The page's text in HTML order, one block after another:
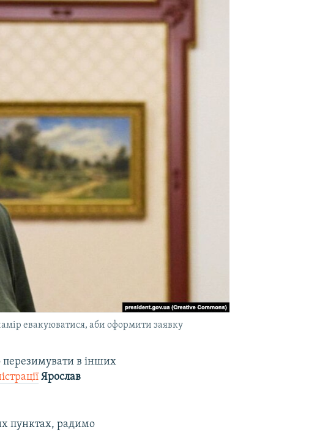
евакуюватися, аби оформити заявку
перезимувати в інших
Ярослав
пунктах, радимо